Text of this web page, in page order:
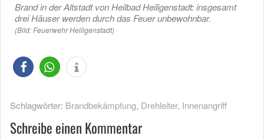
Brand in der Altstadt von Heilbad Heiligenstadt: insgesamt
drei Häuser werden durch das Feuer unbewohnbar.
(Bild: Feuerwehr Heiligenstadt)
Schlagwörter: Brandbekämpfung, Drehleiter, Innenangriff
Schreibe einen Kommentar